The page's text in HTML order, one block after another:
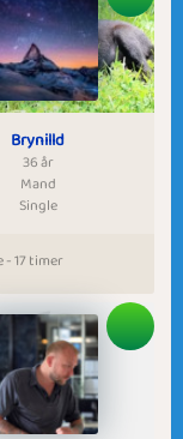
Brynilld
36 år
Mand
Single
17 timer